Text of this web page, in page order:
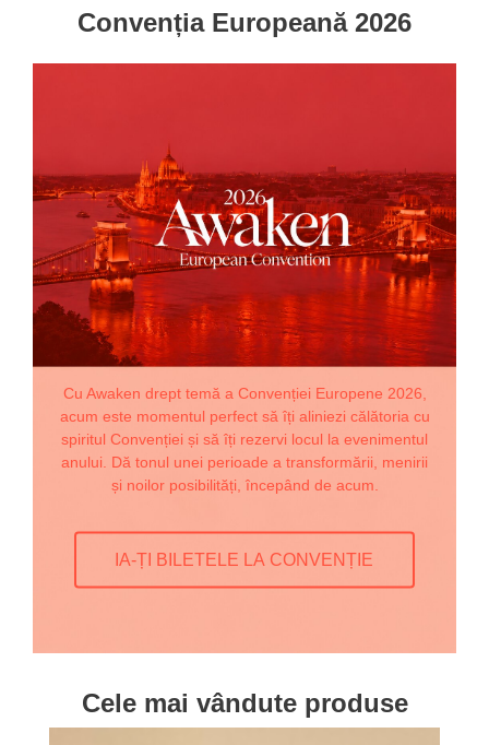
Convenția Europeană 2026
Cu Awaken drept temă a Convenției Europene 2026,
acum este momentul perfect să îți aliniezi călătoria cu
spiritul Convenției și să îți rezervi locul la evenimentul
anului. Dă tonul unei perioade a transformării, menirii
și noilor posibilități, începând de acum.
IA-ȚI BILETELE LA CONVENȚIE
Cele mai vândute produse